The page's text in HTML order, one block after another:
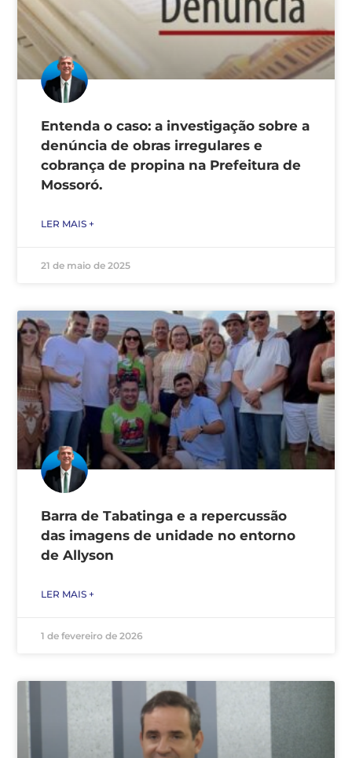
Entenda o caso: a investigação sobre a
denúncia de obras irregulares e
cobrança de propina na Prefeitura de
Mossoró.
LER MAIS +
21 de maio de 2025
Barra de Tabatinga e a repercussão
das imagens de unidade no entorno
de Allyson
LER MAIS +
1 de fevereiro de 2026